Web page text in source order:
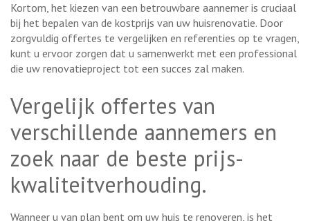
Kortom, het kiezen van een betrouwbare aannemer is cruciaal
bij het bepalen van de kostprijs van uw huisrenovatie. Door
zorgvuldig offertes te vergelijken en referenties op te vragen,
kunt u ervoor zorgen dat u samenwerkt met een professional
die uw renovatieproject tot een succes zal maken.
Vergelijk offertes van
verschillende aannemers en
zoek naar de beste prijs-
kwaliteitverhouding.
Wanneer u van plan bent om uw huis te renoveren, is het